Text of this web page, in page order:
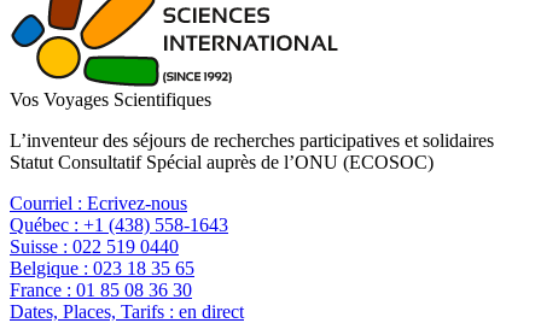
Vos Voyages Scientifiques
L’inventeur des séjours de recherches participatives et solidaires
Statut Consultatif Spécial auprès de l’ONU (ECOSOC)
Courriel : Ecrivez-nous
Québec : +1 (438) 558-1643
Suisse : 022 519 0440
Belgique : 023 18 35 65
France : 01 85 08 36 30
Dates, Places, Tarifs : en direct